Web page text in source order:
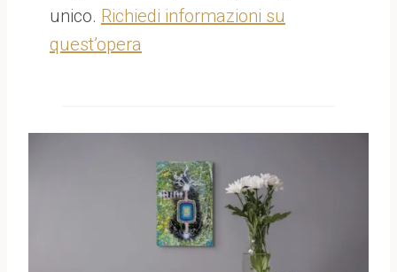
unico. Richiedi informazioni su
quest’opera